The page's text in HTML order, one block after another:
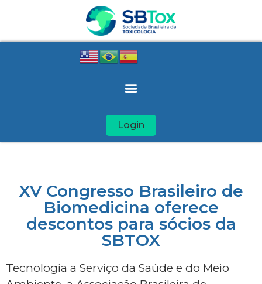
Login
XV Congresso Brasileiro de
Biomedicina oferece
descontos para sócios da
SBTOX
Tecnologia a Serviço da Saúde e do Meio